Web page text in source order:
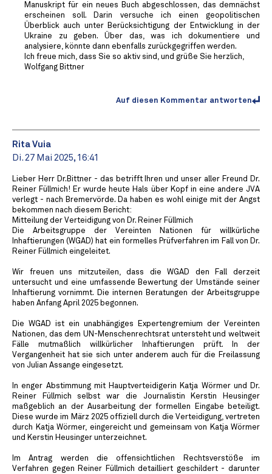
Manuskript für ein neues Buch abgeschlossen, das demnächst
erscheinen soll. Darin versuche ich einen geopolitischen
Überblick auch unter Berücksichtigung der Entwicklung in der
Ukraine zu geben. Über das, was ich dokumentiere und
analysiere, könnte dann ebenfalls zurückgegriffen werden.
Ich freue mich, dass Sie so aktiv sind, und grüße Sie herzlich,
Wolfgang Bittner
Auf diesen Kommentar antworten
Rita Vuia
Di. 27 Mai 2025, 16:41
Lieber Herr Dr.Bittner - das betrifft Ihren und unser aller Freund Dr.
Reiner Füllmich! Er wurde heute Hals über Kopf in eine andere JVA
verlegt - nach Bremervörde. Da haben es wohl einige mit der Angst
bekommen nach diesem Bericht:
Mitteilung der Verteidigung von Dr. Reiner Füllmich
Die Arbeitsgruppe der Vereinten Nationen für willkürliche
Inhaftierungen (WGAD) hat ein formelles Prüfverfahren im Fall von Dr.
Reiner Füllmich eingeleitet.
Wir freuen uns mitzuteilen, dass die WGAD den Fall derzeit
untersucht und eine umfassende Bewertung der Umstände seiner
Inhaftierung vornimmt. Die internen Beratungen der Arbeitsgruppe
haben Anfang April 2025 begonnen.
Die WGAD ist ein unabhängiges Expertengremium der Vereinten
Nationen, das dem UN-Menschenrechtsrat untersteht und weltweit
Fälle mutmaßlich willkürlicher Inhaftierungen prüft. In der
Vergangenheit hat sie sich unter anderem auch für die Freilassung
von Julian Assange eingesetzt.
In enger Abstimmung mit Hauptverteidigerin Katja Wörmer und Dr.
Reiner Füllmich selbst war die Journalistin Kerstin Heusinger
maßgeblich an der Ausarbeitung der formellen Eingabe beteiligt.
Diese wurde im März 2025 offiziell durch die Verteidigung, vertreten
durch Katja Wörmer, eingereicht und gemeinsam von Katja Wörmer
und Kerstin Heusinger unterzeichnet.
Im Antrag werden die offensichtlichen Rechtsverstöße im
Verfahren gegen Reiner Füllmich detailliert geschildert - darunter